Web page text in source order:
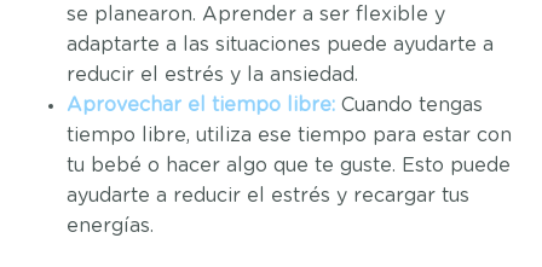
se planearon. Aprender a ser flexible y
adaptarte a las situaciones puede ayudarte a
reducir el estrés y la ansiedad.
Aprovechar el tiempo libre: Cuando tengas
tiempo libre, utiliza ese tiempo para estar con
tu bebé o hacer algo que te guste. Esto puede
ayudarte a reducir el estrés y recargar tus
energías.